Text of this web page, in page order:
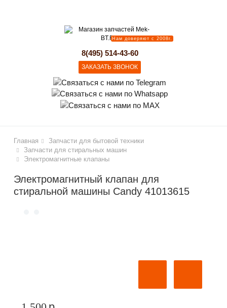
Нам доверяют с 2008г.
8(495) 514-43-60
ЗАКАЗАТЬ ЗВОНОК
Главная
Запчасти для бытовой техники
Запчасти для стиральных машин
Электромагнитные клапаны
Электромагнитный клапан для
стиральной машины Candy 41013615